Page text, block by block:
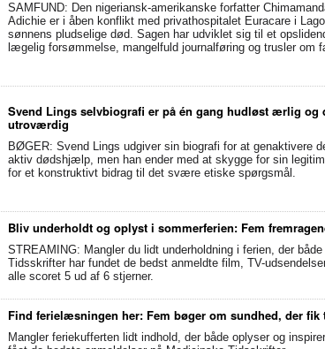
SAMFUND: Den nigeriansk-amerikanske forfatter
Adichie er i åben konflikt med privathospitalet Euracare i
sønnens pludselige død. Sagen har udviklet sig til et
lægelig forsømmelse, mangelfuld journalføring og trusler om
Svend Lings selvbiografi er på én gang hudløst ærlig og
utroværdig
BØGER: Svend Lings udgiver sin biografi for at genaktivere
aktiv dødshjælp, men han ender med at skygge for sin
for et konstruktivt bidrag til det svære etiske spørgsmål.
Bliv underholdt og oplyst i sommerferien: Fem
STREAMING: Mangler du lidt underholdning i ferien, der
Tidsskrifter har fundet de bedst anmeldte film, TV-
alle scoret 5 ud af 6 stjerner.
Find ferielæsningen her: Fem bøger om sundhed, der fik
Mangler feriekufferten lidt indhold, der både oplyser og